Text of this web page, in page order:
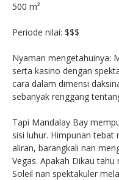
500 m²
Periode nilai: $$$
Nyaman mengetahuinya:
serta kasino dengan
cara dalam dimensi
sebanyak renggang
Tapi Mandalay Bay
sisi luhur. Himpunan
aliran, barangkali nan
Vegas. Apakah Dikau
Soleil nan spektakuler